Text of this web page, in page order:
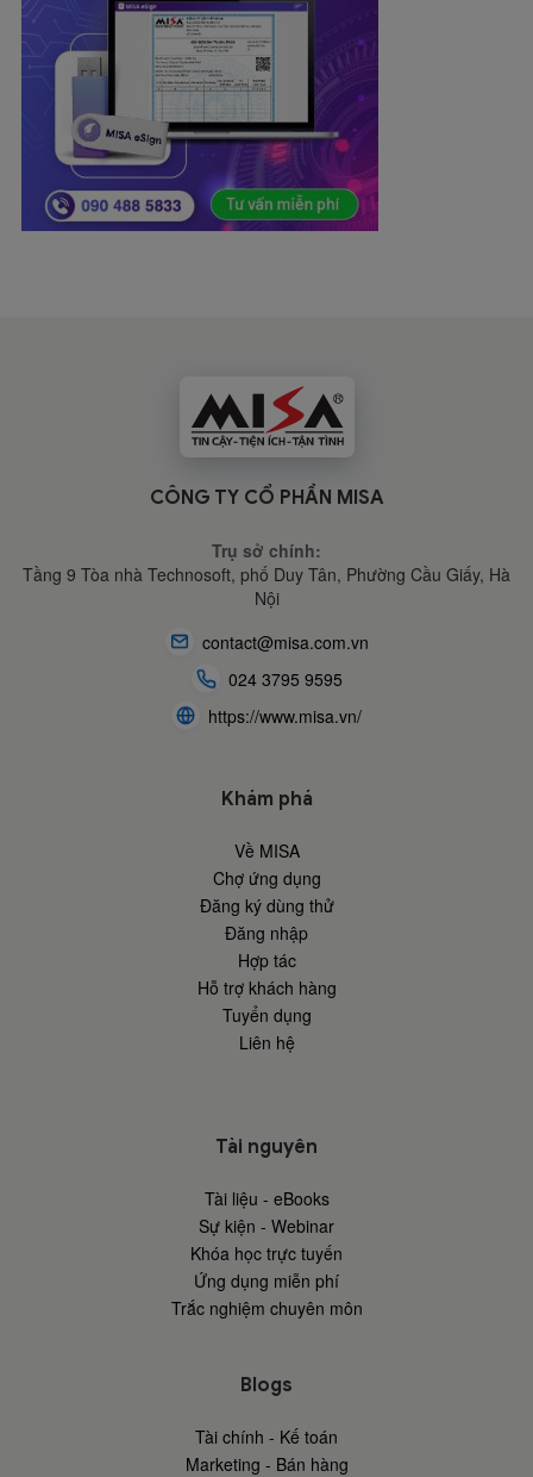
CÔNG TY CỔ PHẦN MISA
Trụ sở chính:
Tầng 9 Tòa nhà Technosoft, phố Duy Tân, Phường Cầu Giấy, Hà
Nội
contact@misa.com.vn
024 3795 9595
https://www.misa.vn/
Khám phá
Về MISA
Chợ ứng dụng
Đăng ký dùng thử
Đăng nhập
Hợp tác
Hỗ trợ khách hàng
Tuyển dụng
Liên hệ
Tài nguyên
Tài liệu - eBooks
Sự kiện - Webinar
Khóa học trực tuyến
Ứng dụng miễn phí
Trắc nghiệm chuyên môn
Blogs
Tài chính - Kế toán
Marketing - Bán hàng